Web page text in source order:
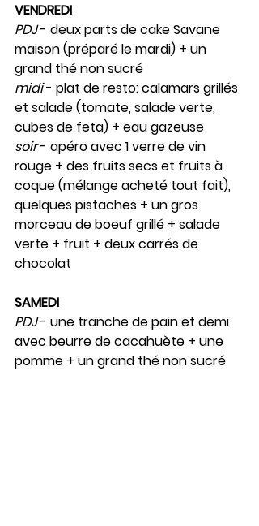
VENDREDI
PDJ - deux parts de cake Savane
maison (préparé le mardi) + un
grand thé non sucré
midi - plat de resto: calamars grillés
et salade (tomate, salade verte,
cubes de feta) + eau gazeuse
soir - apéro avec 1 verre de vin
rouge + des fruits secs et fruits à
coque (mélange acheté tout fait),
quelques pistaches + un gros
morceau de boeuf grillé + salade
verte + fruit + deux carrés de
chocolat
SAMEDI
PDJ - une tranche de pain et demi
avec beurre de cacahuète + une
pomme + un grand thé non sucré